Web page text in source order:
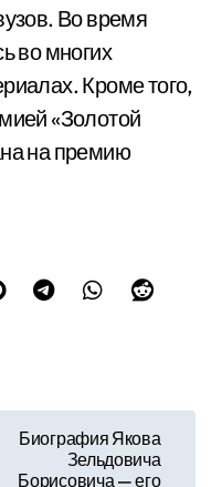
Во время
во многих
Кроме того,
«Золотой
на премию
Биография Якова
Зельдовича
Борисовича — его